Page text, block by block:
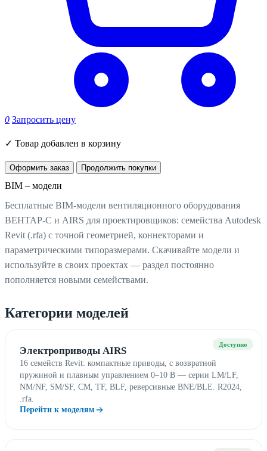
0 Запросить цену
✓ Товар добавлен в корзину
Оформить заказ Продолжить покупки
BIM – модели
Бесплатные BIM-модели вентиляционного оборудования
ВЕНТАР-С и AIRS для проектировщиков: семейства Autodesk
Revit (.rfa) с точной геометрией, коннекторами и
параметрическими типоразмерами. Скачивайте модели и
используйте в своих проектах — раздел постоянно
пополняется новыми семействами.
Категории моделей
Доступно
Электроприводы AIRS
16 семейств Revit: компактные приводы, с возвратной
пружиной и плавным управлением 0–10 В — серии LM/LF,
NM/NF, SM/SF, CM, TF, BLF, реверсивные BNE/BLE. R2024,
.rfa.
Перейти к моделям